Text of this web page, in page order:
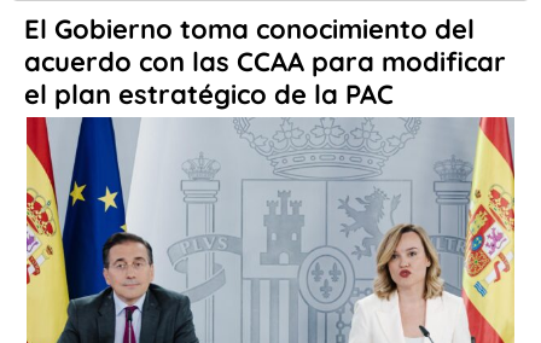
El Gobierno toma conocimiento del
acuerdo con las CCAA para modificar
el plan estratégico de la PAC